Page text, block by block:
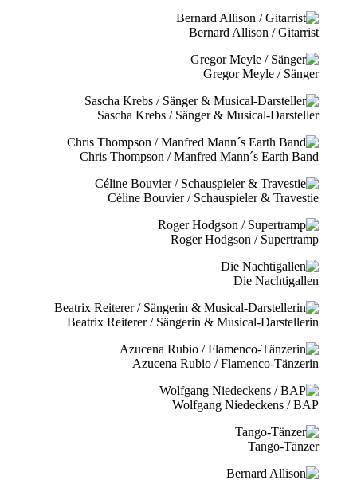
Bernard Allison / Gitarrist
Gregor Meyle / Sänger
Sascha Krebs / Sänger & Musical-Darsteller
Chris Thompson / Manfred Mann´s Earth Band
Céline Bouvier / Schauspieler & Travestie
Roger Hodgson / Supertramp
Die Nachtigallen
Beatrix Reiterer / Sängerin & Musical-Darstellerin
Azucena Rubio / Flamenco-Tänzerin
Wolfgang Niedeckens / BAP
Tango-Tänzer